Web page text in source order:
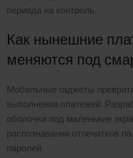
периода на контроль.
Как нынешние
меняются под
Мобильные гаджеты
выполнения платежей.
оболочки под маленькие
распознавания отпечатков
паролей.